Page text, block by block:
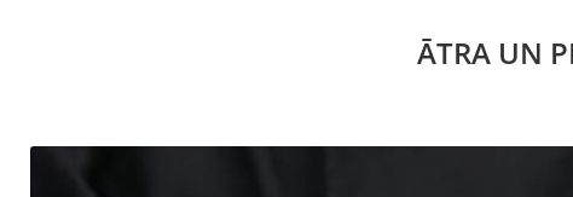
ĀTRA UN